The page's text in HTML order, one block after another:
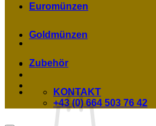
Euromünzen
Goldmünzen
Zubehör
KONTAKT
+43 (0) 664 503 76 42